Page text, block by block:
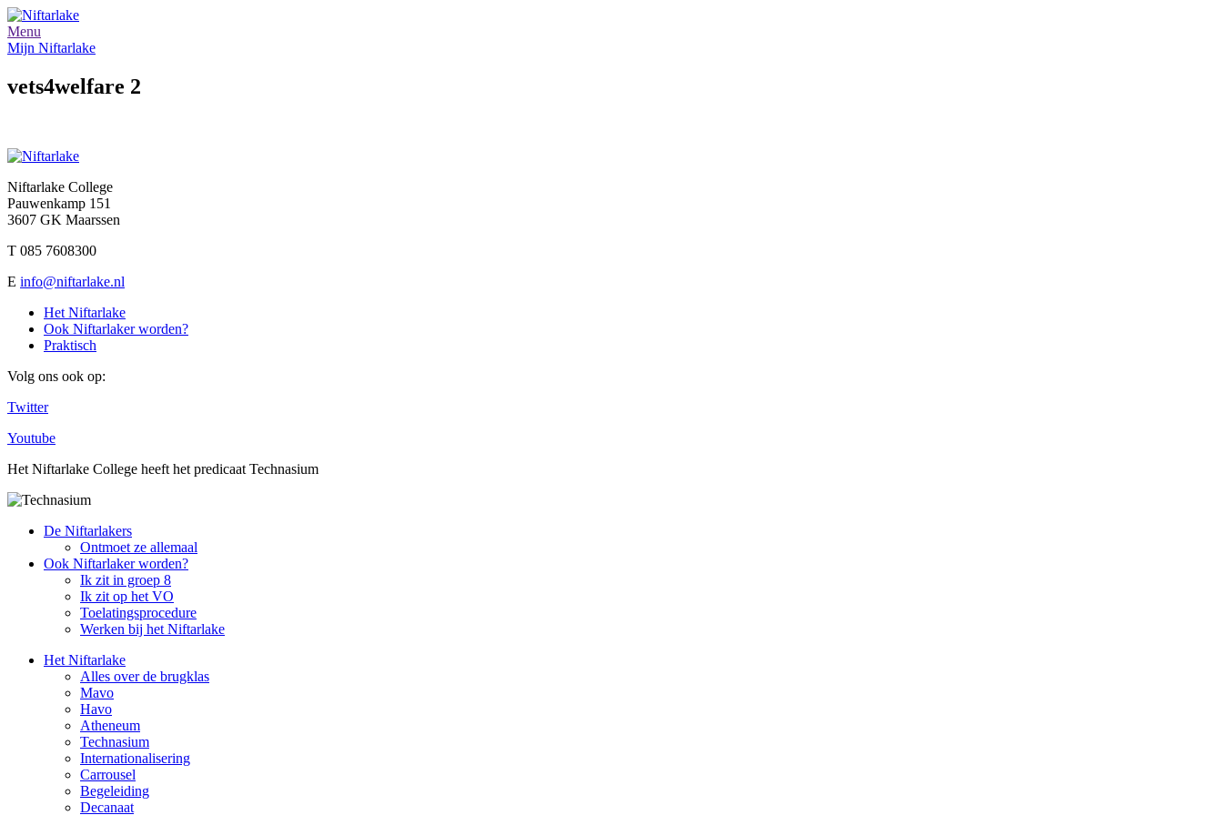
Menu
Mijn Niftarlake
vets4welfare 2
Niftarlake College
Pauwenkamp 151
3607 GK Maarssen
T 085 7608300
E info@niftarlake.nl
Het Niftarlake
Ook Niftarlaker worden?
Praktisch
Volg ons ook op:
Twitter
Youtube
Het Niftarlake College heeft het predicaat Technasium
De Niftarlakers
Ontmoet ze allemaal
Ook Niftarlaker worden?
Ik zit in groep 8
Ik zit op het VO
Toelatingsprocedure
Werken bij het Niftarlake
Het Niftarlake
Alles over de brugklas
Mavo
Havo
Atheneum
Technasium
Internationalisering
Carrousel
Begeleiding
Decanaat